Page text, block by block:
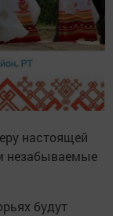
настоящей
незабываемые
будут